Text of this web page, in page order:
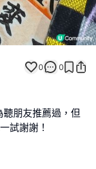
0 0
朋友推薦過，但